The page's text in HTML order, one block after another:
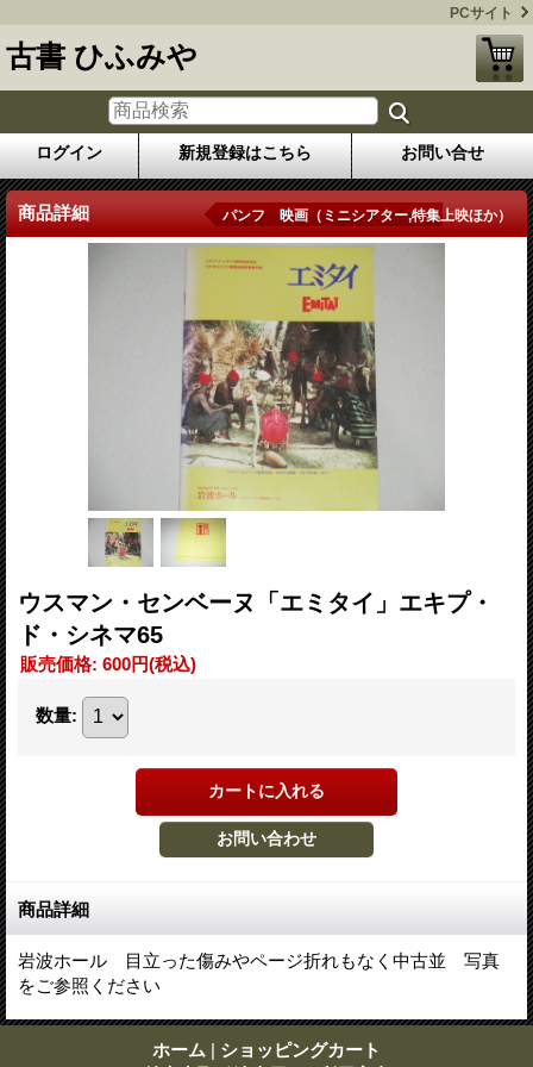
PCサイト
古書 ひふみや
ログイン 新規登録はこちら お問い合せ
商品詳細 パンフ 映画（ミニシアター,特集上映ほか）
ウスマン・センベーヌ「エミタイ」エキプ・
ド・シネマ65
販売価格: 600円(税込)
数量:
商品詳細
岩波ホール 目立った傷みやページ折れもなく中古並 写真
をご参照ください
ホーム | ショッピングカート